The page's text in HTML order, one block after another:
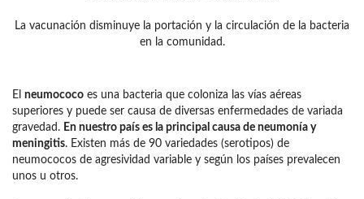
La vacunación disminuye la portación y la circulación de la bacteria
en la comunidad.
El neumococo es una bacteria que coloniza las vías aéreas
superiores y puede ser causa de diversas enfermedades de variada
gravedad. En nuestro país es la principal causa de neumonía y
meningitis. Existen más de 90 variedades (serotipos) de
neumococos de agresividad variable y según los países prevalecen
unos u otros.